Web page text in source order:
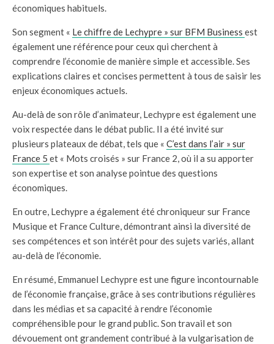
économiques habituels.
Son segment « Le chiffre de Lechypre » sur BFM Business est
également une référence pour ceux qui cherchent à
comprendre l’économie de manière simple et accessible. Ses
explications claires et concises permettent à tous de saisir les
enjeux économiques actuels.
Au-delà de son rôle d’animateur, Lechypre est également une
voix respectée dans le débat public. Il a été invité sur
plusieurs plateaux de débat, tels que « C’est dans l’air » sur
France 5 et « Mots croisés » sur France 2, où il a su apporter
son expertise et son analyse pointue des questions
économiques.
En outre, Lechypre a également été chroniqueur sur France
Musique et France Culture, démontrant ainsi la diversité de
ses compétences et son intérêt pour des sujets variés, allant
au-delà de l’économie.
En résumé, Emmanuel Lechypre est une figure incontournable
de l’économie française, grâce à ses contributions régulières
dans les médias et sa capacité à rendre l’économie
compréhensible pour le grand public. Son travail et son
dévouement ont grandement contribué à la vulgarisation de